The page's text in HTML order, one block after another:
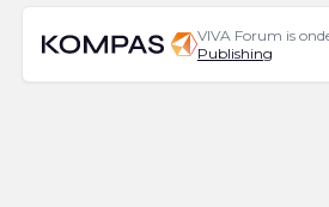
VIVA Forum is
Publishing